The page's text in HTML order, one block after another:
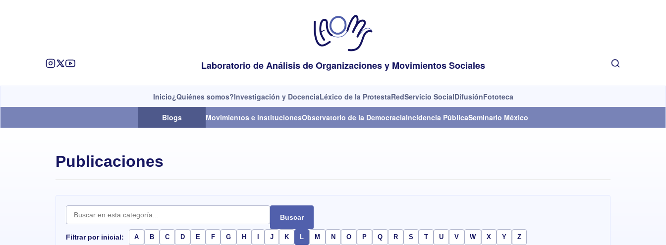
Laboratorio de Análisis de Organizaciones y Movimientos Sociales
Inicio¿Quiénes somos?Investigación y DocenciaLéxico de la ProtestaRedServicio SocialDifusiónFototeca
Blogs Movimientos e institucionesObservatorio de la DemocraciaIncidencia PúblicaSeminario México
Publicaciones
Buscar
Filtrar por inicial: A B C D E F G H I J K L M N O P Q R S T U V W X Y Z